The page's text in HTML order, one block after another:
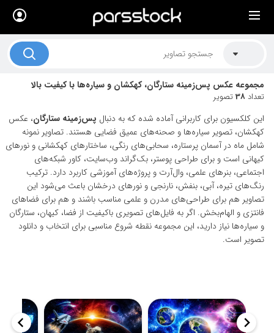
مجموعه عکس پس‌زمینه ستارگان، کهکشان و سیاره‌ها با کیفیت بالا
تعداد 38تصویر
این کلکسیون برای کاربرانی آماده شده که به دنبال پس‌زمینه ستارگان، عکس
کهکشان، تصویر سیاره‌ها و صحنه‌های عمیق فضایی هستند. تصاویر نمونه
شامل ماه در آسمان پرستاره، سحابی‌های رنگی، ساختارهای کهکشانی و نورهای
کیهانی است و برای طراحی پوستر، بک‌گراند وب‌سایت، کاور شبکه‌های
اجتماعی، بنرهای علمی، وال‌آرت و پروژه‌های آموزشی کاربرد دارد. ترکیب
رنگ‌های تیره، آبی، بنفش، نارنجی و نورهای درخشان باعث می‌شود این
تصاویر هم برای طراحی‌های مدرن و علمی مناسب باشند و هم برای فضاهای
فانتزی و الهام‌بخش. اگر به فایل‌های تصویری باکیفیت از فضا، کیهان، ستارگان
و سیاره‌ها نیاز دارید، این مجموعه نقطه شروع مناسبی برای انتخاب و دانلود
تصویر است.
× لیست قیمت ها
موضوعات تصاویر
دکوراسیون و فضاها
هنرمندان ایرانی
کسب درآمد از فروش تصاویر
021 28428845
تماس با ما
بلاگ پارس استاک